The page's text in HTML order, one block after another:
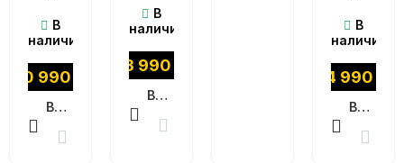
В
наличии
10 990
В КОРЗИНУ
В
наличии
13 990
В КОРЗИНУ
В
наличии
14 990
В КОРЗИНУ